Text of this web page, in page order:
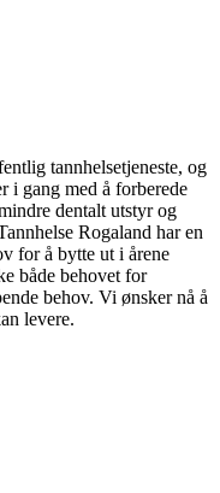
tannhelsetjeneste, og
i gang med å forberede
dentalt utstyr og
Rogaland har en
for å bytte ut i årene
både behovet for
behov. Vi ønsker nå å
levere.